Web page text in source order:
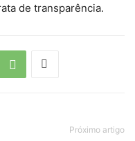
de transparência.
Próximo artigo